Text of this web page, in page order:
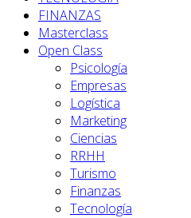
FINANZAS
Masterclass
Open Class
Psicología
Empresas
Logística
Marketing
Ciencias
RRHH
Turismo
Finanzas
Tecnología